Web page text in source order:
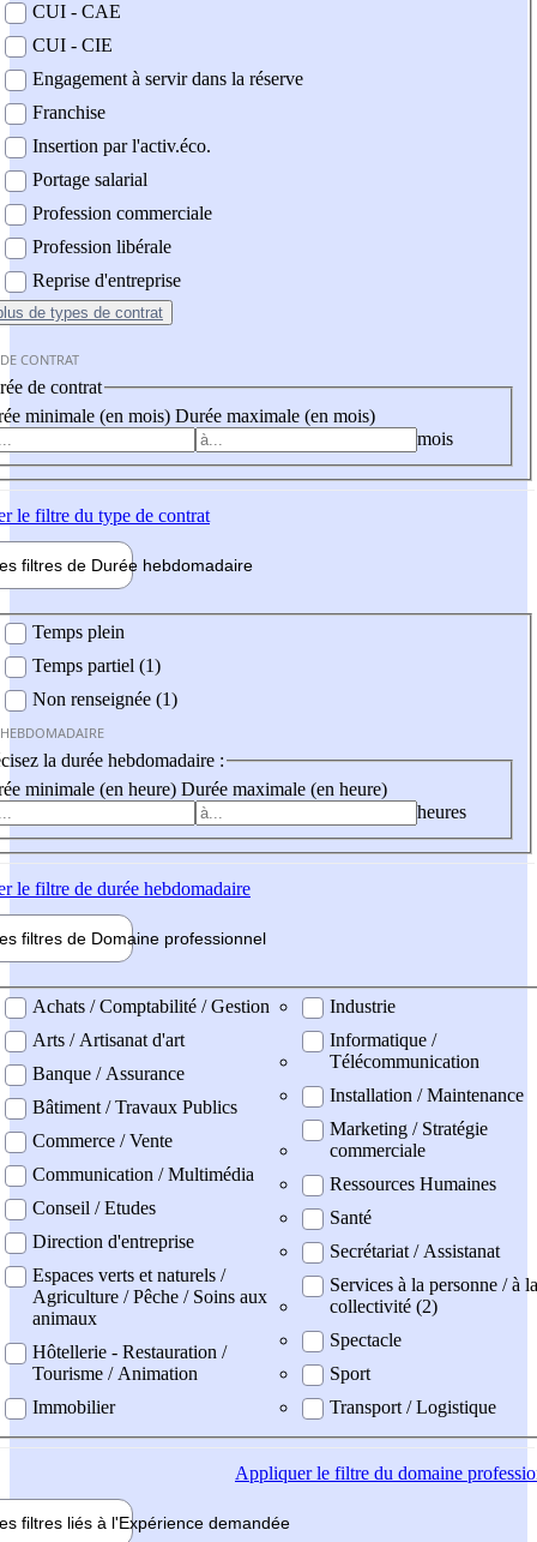
CUI - CAE
CUI - CIE
Engagement à servir dans la réserve
Franchise
Insertion par l'activ.éco.
Portage salarial
Profession commerciale
Profession libérale
Reprise d'entreprise
de types de contrat
CONTRAT
de contrat
minimale (en mois) Durée maximale (en mois)
mois
le filtre du type de contrat
filtres de Durée hebdomadaire
Temps plein
Temps partiel (1)
Non renseignée (1)
la durée hebdomadaire :
minimale (en heure) Durée maximale (en heure)
heures
le filtre de durée hebdomadaire
filtres de Domaine professionnel
professionel
Achats / Comptabilité / Gestion
Arts / Artisanat d'art
Banque / Assurance
Bâtiment / Travaux Publics
Commerce / Vente
Communication / Multimédia
Conseil / Etudes
Direction d'entreprise
Espaces verts et naturels /
Agriculture / Pêche / Soins aux
animaux
Hôtellerie - Restauration /
Tourisme / Animation
Immobilier
Industrie
Informatique /
Télécommunication
Installation / Maintenance
Marketing / Stratégie
commerciale
Ressources Humaines
Santé
Secrétariat / Assistanat
Services à la personne / à la
collectivité (2)
Spectacle
Sport
Transport / Logistique
Appliquerle filtre du domaine
filtres liés à l'Expérience demandée